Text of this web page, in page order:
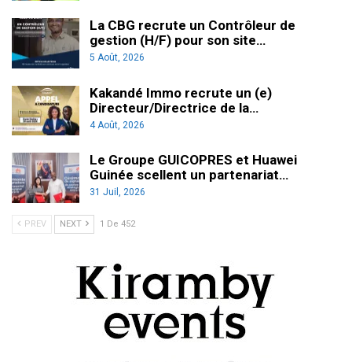
La CBG recrute un Contrôleur de
gestion (H/F) pour son site…
5 Août, 2026
Kakandé Immo recrute un (e)
Directeur/Directrice de la…
4 Août, 2026
Le Groupe GUICOPRES et Huawei
Guinée scellent un partenariat…
31 Juil, 2026
PREV NEXT 1 De 452